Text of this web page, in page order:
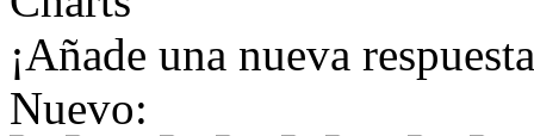
¡Añade una nueva
Nuevo: